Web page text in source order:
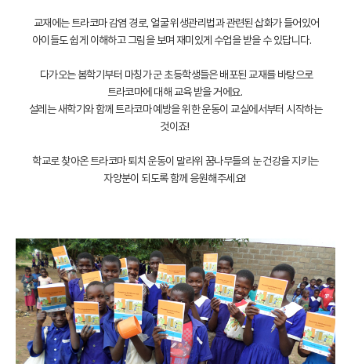
교재에는 트라코마 감염 경로, 얼굴 위생관리법과 관련된 삽화가 들어있어
아이들도 쉽게 이해하고 그림을 보며 재미있게 수업을 받을 수 있답니다.
다가오는 봄학기부터 마칭가 군 초등학생들은 배포된 교재를 바탕으로
트라코마에 대해 교육 받을 거에요.
설레는 새학기와 함께 트라코마 예방을 위한 운동이 교실에서부터 시작하는
것이죠!
학교로 찾아온 트라코마 퇴치 운동이 말라위 꿈나무들의 눈 건강을 지키는
자양분이 되도록 함께 응원해주세요!